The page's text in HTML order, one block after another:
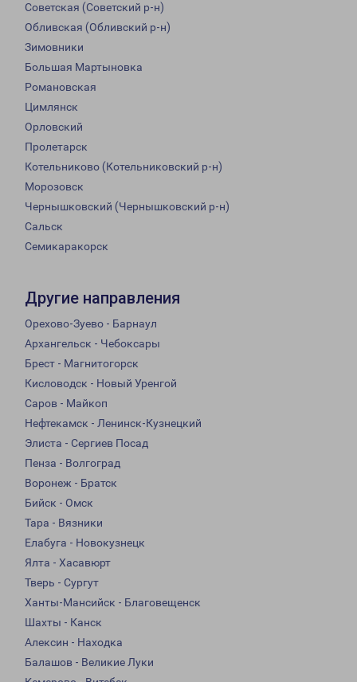
Советская (Советский р-н)
Обливская (Обливский р-н)
Зимовники
Большая Мартыновка
Романовская
Цимлянск
Орловский
Пролетарск
Котельниково (Котельниковский р-н)
Морозовск
Чернышковский (Чернышковский р-н)
Сальск
Семикаракорск
Другие направления
Орехово-Зуево - Барнаул
Архангельск - Чебоксары
Брест - Магнитогорск
Кисловодск - Новый Уренгой
Саров - Майкоп
Нефтекамск - Ленинск-Кузнецкий
Элиста - Сергиев Посад
Пенза - Волгоград
Воронеж - Братск
Бийск - Омск
Тара - Вязники
Елабуга - Новокузнецк
Ялта - Хасавюрт
Тверь - Сургут
Ханты-Мансийск - Благовещенск
Шахты - Канск
Алексин - Находка
Балашов - Великие Луки